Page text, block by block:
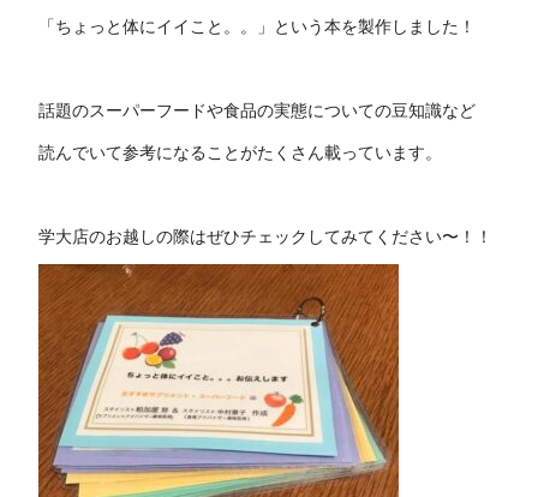
「ちょっと体にイイこと。。」という本を製作しました！
話題のスーパーフードや食品の実態についての豆知識など
読んでいて参考になることがたくさん載っています。
学大店のお越しの際はぜひチェックしてみてください〜！！